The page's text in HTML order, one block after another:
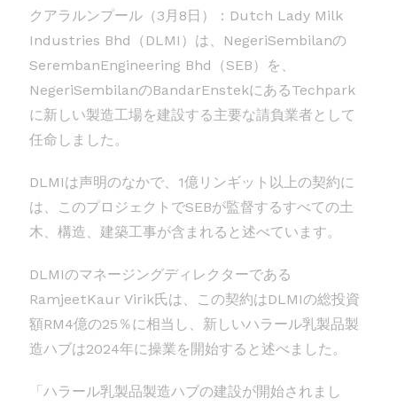
クアラルンプール（3月8日）：Dutch Lady Milk
Industries Bhd（DLMI）は、NegeriSembilanの
SerembanEngineering Bhd（SEB）を、
NegeriSembilanのBandarEnstekにあるTechpark
に新しい製造工場を建設する主要な請負業者として
任命しました。
DLMIは声明のなかで、1億リンギット以上の契約に
は、このプロジェクトでSEBが監督するすべての土
木、構造、建築工事が含まれると述べています。
DLMIのマネージングディレクターである
RamjeetKaur Virik氏は、この契約はDLMIの総投資
額RM4億の25％に相当し、新しいハラール乳製品製
造ハブは2024年に操業を開始すると述べました。
「ハラール乳製品製造ハブの建設が開始されまし